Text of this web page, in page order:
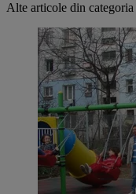
Alte articole din categoria